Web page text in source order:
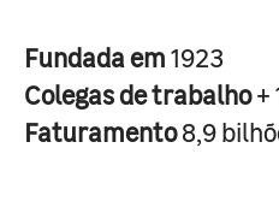
Fundada em1923
Colegas de trabalho+
Faturamento8,9